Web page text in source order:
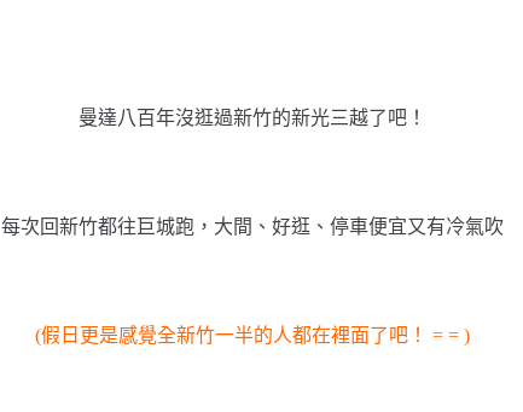
曼達八百年沒逛過新竹的新光三越了吧！
每次回新竹都往巨城跑，大間、好逛、停車便宜又有冷氣吹
(假日更是感覺全新竹一半的人都在裡面了吧！ = = )